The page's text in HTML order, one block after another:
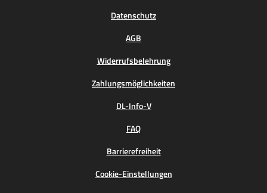
Datenschutz
AGB
Widerrufsbelehrung
Zahlungsmöglichkeiten
DL-Info-V
FAQ
Barrierefreiheit
Cookie-Einstellungen